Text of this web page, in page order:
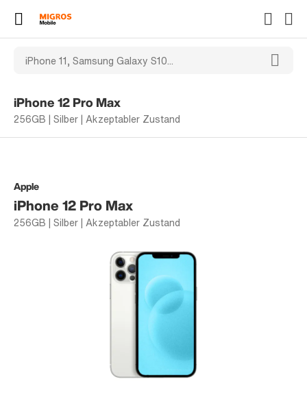
iPhone 12 Pro Max
256GB | Silber | Akzeptabler Zustand
Apple
iPhone 12 Pro Max
256GB | Silber | Akzeptabler Zustand